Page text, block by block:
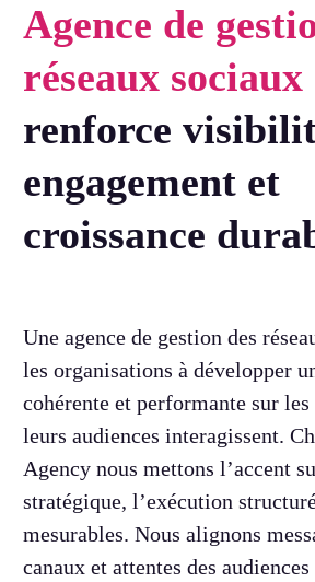
Agence de
réseaux sociaux
renforce
engagement et
croissance
Une agence de gestion des
les organisations à développer
cohérente et performante sur
leurs audiences interagissent.
Agency nous mettons l’accent
stratégique, l’exécution
mesurables. Nous alignons
canaux et attentes des